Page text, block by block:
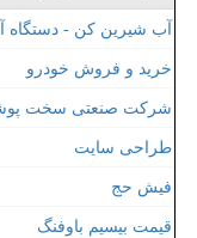
آب شیرین کن -
خرید و فروش خودرو
شرکت صنعتی سخت
طراحی سایت
فیش حج
قیمت بیسیم باوفنگ